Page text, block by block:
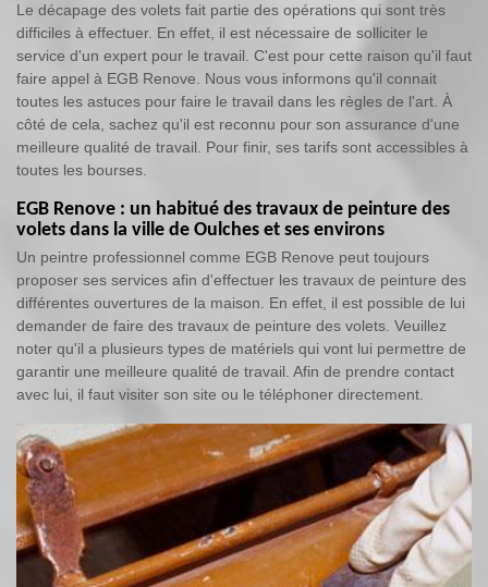
Le décapage des volets fait partie des opérations qui sont très
difficiles à effectuer. En effet, il est nécessaire de solliciter le
service d'un expert pour le travail. C'est pour cette raison qu'il faut
faire appel à EGB Renove. Nous vous informons qu'il connait
toutes les astuces pour faire le travail dans les règles de l'art. À
côté de cela, sachez qu'il est reconnu pour son assurance d'une
meilleure qualité de travail. Pour finir, ses tarifs sont accessibles à
toutes les bourses.
EGB Renove : un habitué des travaux de peinture des
volets dans la ville de Oulches et ses environs
Un peintre professionnel comme EGB Renove peut toujours
proposer ses services afin d'effectuer les travaux de peinture des
différentes ouvertures de la maison. En effet, il est possible de lui
demander de faire des travaux de peinture des volets. Veuillez
noter qu'il a plusieurs types de matériels qui vont lui permettre de
garantir une meilleure qualité de travail. Afin de prendre contact
avec lui, il faut visiter son site ou le téléphoner directement.